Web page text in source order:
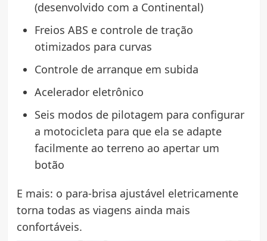
(desenvolvido com a Continental)
Freios ABS e controle de tração
otimizados para curvas
Controle de arranque em subida
Acelerador eletrônico
Seis modos de pilotagem para configurar
a motocicleta para que ela se adapte
facilmente ao terreno ao apertar um
botão
E mais: o para-brisa ajustável eletricamente
torna todas as viagens ainda mais
confortáveis.